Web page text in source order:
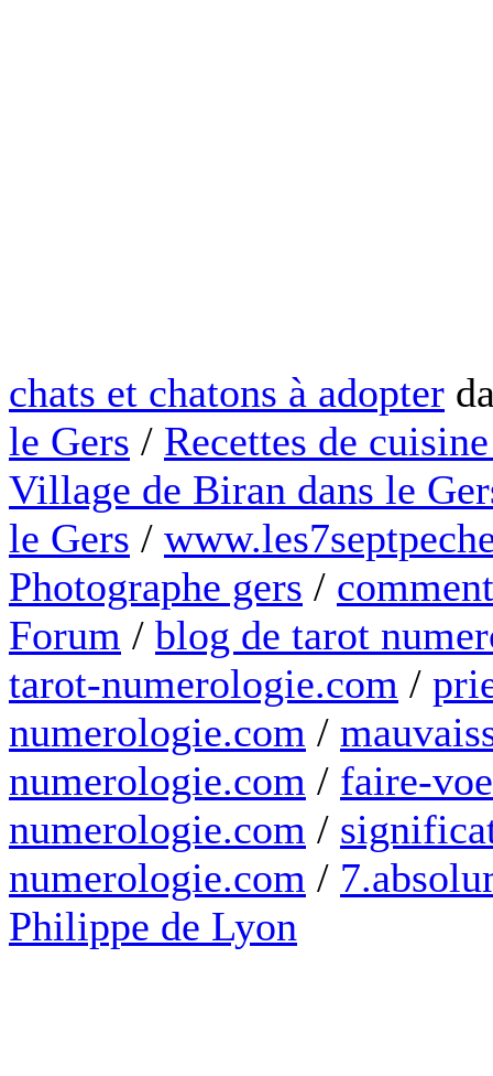
chats et chatons à adopter
le Gers / Recettes de
Village de Biran dans le
le Gers /
Photographe gers /
Forum / blog de tarot
tarot-numerologie.com /
numerologie.com /
numerologie.com / faire-
numerologie.com /
numerologie.com /
Philippe de Lyon